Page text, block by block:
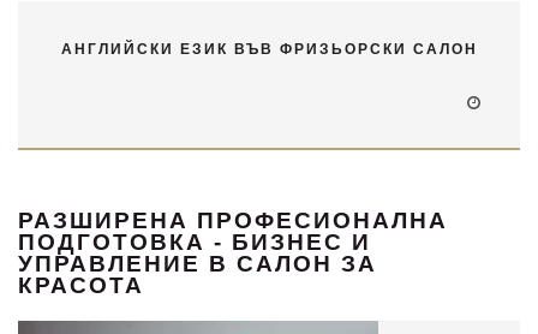
АНГЛИЙСКИ ЕЗИК ВЪВ ФРИЗЬОРСКИ САЛОН
РАЗШИРЕНА ПРОФЕСИОНАЛНА
ПОДГОТОВКА - БИЗНЕС И
УПРАВЛЕНИЕ В САЛОН ЗА
КРАСОТА